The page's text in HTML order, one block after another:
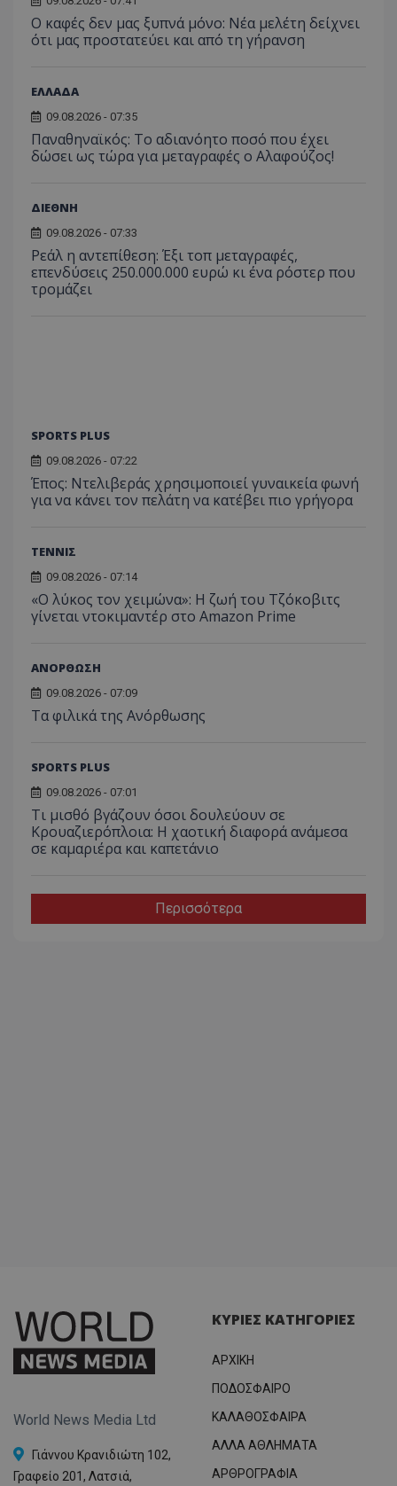
Ο καφές δεν μας ξυπνά μόνο: Νέα μελέτη δείχνει
ότι μας προστατεύει και από τη γήρανση
ΕΛΛΑΔΑ
09.08.2026 - 07:35
Παναθηναϊκός: Το αδιανόητο ποσό που έχει
δώσει ως τώρα για μεταγραφές ο Αλαφούζος!
ΔΙΕΘΝΗ
09.08.2026 - 07:33
Ρεάλ η αντεπίθεση: Έξι τοπ μεταγραφές,
επενδύσεις 250.000.000 ευρώ κι ένα ρόστερ που
τρομάζει
SPORTS PLUS
09.08.2026 - 07:22
Έπος: Ντελιβεράς χρησιμοποιεί γυναικεία φωνή
για να κάνει τον πελάτη να κατέβει πιο γρήγορα
ΤΕΝΝΙΣ
09.08.2026 - 07:14
«Ο λύκος τον χειμώνα»: Η ζωή του Τζόκοβιτς
γίνεται ντοκιμαντέρ στο Amazon Prime
ΑΝΟΡΘΩΣΗ
09.08.2026 - 07:09
Τα φιλικά της Ανόρθωσης
SPORTS PLUS
09.08.2026 - 07:01
Τι μισθό βγάζουν όσοι δουλεύουν σε
Κρουαζιερόπλοια: Η χαοτική διαφορά ανάμεσα
σε καμαριέρα και καπετάνιο
Περισσότερα
World News Media Ltd
Γιάννου Κρανιδιώτη 102,
Γραφείο 201, Λατσιά,
ΚΥΡΙΕΣ ΚΑΤΗΓΟΡΙΕΣ
ΑΡΧΙΚΗ
ΠΟΔΟΣΦΑΙΡΟ
ΚΑΛΑΘΟΣΦΑΙΡΑ
ΑΛΛΑ ΑΘΛΗΜΑΤΑ
ΑΡΘΡΟΓΡΑΦΙΑ